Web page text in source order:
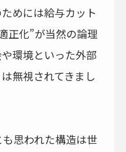
めには給与カット
正化”が当然の論理
環境といった外部
無視されてきまし
思われた構造は世